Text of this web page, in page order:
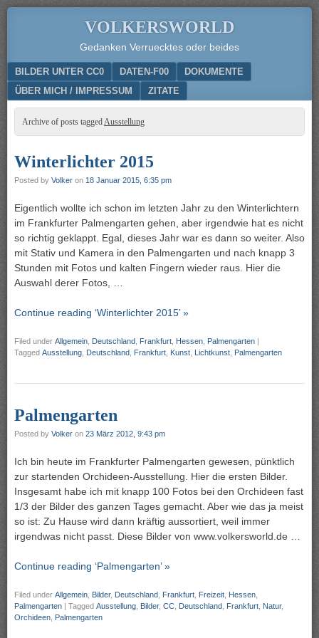
VOLKERSWORLD
Gedanken Verruecktes oder beides
Menu
SKIP TO CONTENT
BILDER UNTER CC0 DATEN-F00
DOKUMENTE
ÜBER MICH / IMPRESSUM
ZITATE
Archive of posts taggedAusstellung
Winterlichter 2015
Posted by Volker on 18 Januar 2015, 6:35 pm
Eigentlich wollte ich schon im letzten Jahr zu den Winterlichtern
im Frankfurter Palmengarten gehen, aber irgendwie hat es nicht
so richtig geklappt. Egal, dieses Jahr war es dann so weiter. Also
mit Stativ und Kamera in den Palmengarten und nach knapp 3
Stunden mit Fotos und kalten Fingern wieder raus. Hier die
Auswahl derer Fotos, …
Continue reading ‘Winterlichter 2015’ »
Filed under Allgemein Deutschland Frankfurt Hessen Palmengarten |
Tagged Ausstellung Deutschland Frankfurt Kunst Lichtkunst Palmengarten
Palmengarten
Posted by Volker on 23 März 2012, 9:43 pm
Ich bin heute im Frankfurter Palmengarten gewesen, pünktlich
zur startenden Orchideen-Ausstellung. Hier die ersten Bilder.
Insgesamt habe ich mit knapp 100 Fotos bei den Orchideen fast
1/3 der Bilder des ganzen Tages gemacht. Aber wie das ja meist
so ist: Zu Hause wird dann kräftig aussortiert, weil immer
irgendwas nicht passt. Diese Bilder von www.volkersworld.de …
Continue reading ‘Palmengarten’ »
Filed under Allgemein Bilder, Deutschland Frankfurt Freizeit Hessen
Palmengarten | Tagged Ausstellung Bilder, CC Deutschland Frankfurt Natur,
Orchideen Palmengarten